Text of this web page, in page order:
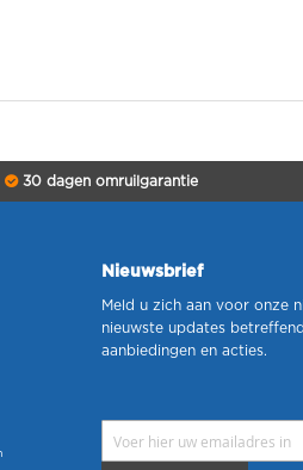
30 dagen omruilgarantie
Nieuwsbrief
Meld u zich aan voor onze
nieuwste updates
aanbiedingen en acties.